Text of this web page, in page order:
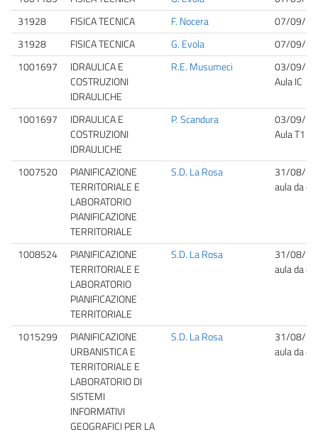
31928
FISICA TECNICA F. Nocera
07/09/
31928
FISICA TECNICA G. Evola
07/09/
1001697
IDRAULICA E
COSTRUZIONI
IDRAULICHE
R.E. Musumeci
03/09/
Aula IC
1001697
IDRAULICA E
COSTRUZIONI
IDRAULICHE
P. Scandura
03/09/
Aula T1
1007520
PIANIFICAZIONE
TERRITORIALE E
LABORATORIO
PIANIFICAZIONE
TERRITORIALE
S.D. La Rosa
31/08/
aula da
1008524
PIANIFICAZIONE
TERRITORIALE E
LABORATORIO
PIANIFICAZIONE
TERRITORIALE
S.D. La Rosa
31/08/
aula da
1015299
PIANIFICAZIONE
URBANISTICA E
TERRITORIALE E
LABORATORIO DI
SISTEMI
INFORMATIVI
GEOGRAFICI PER LA
S.D. La Rosa
31/08/
aula da